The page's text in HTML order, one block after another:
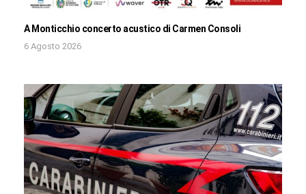
A Monticchio concerto acustico di Carmen Consoli
6 Agosto 2026